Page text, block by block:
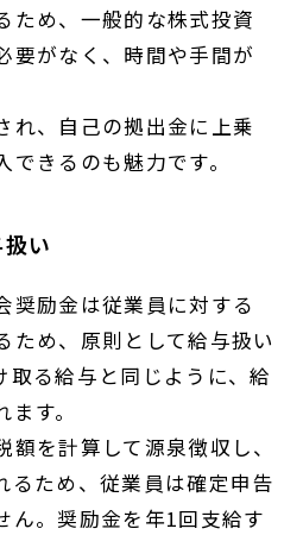
ため、一般的な株式投資
要がなく、時間や手間が
れ、自己の拠出金に上乗
きるのも魅力です。
い
奨励金は従業員に対する
ため、原則として給与扱い
取る給与と同じように、給
す。
を計算して源泉徴収し、
るため、従業員は確定申告
ん。奨励金を年1回支給す